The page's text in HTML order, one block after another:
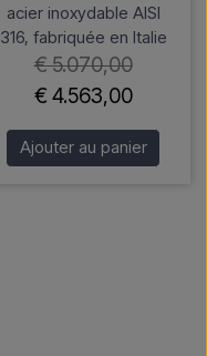
acier inoxydable AISI
316, fabriquée en Italie
€ 5.070,00
€ 4.563,00
Ajouter au panier